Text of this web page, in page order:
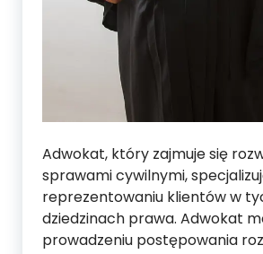
Adwokat, który zajmuje się
sprawami cywilnymi,
reprezentowaniu klientów w
dziedzinach prawa. Adwokat
prowadzeniu postępowania